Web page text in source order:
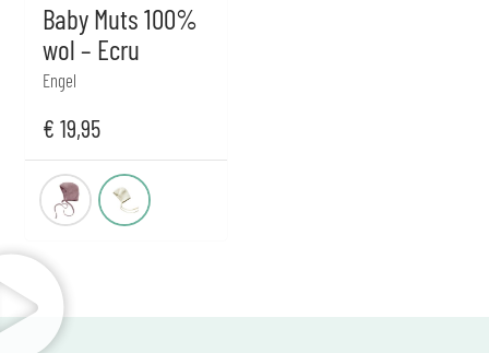
Baby Muts 100%
wol – Ecru
Engel
€ 19,95